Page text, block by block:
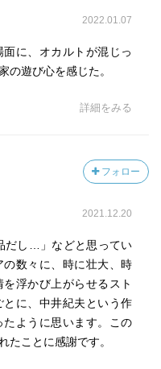
2022.01.07
に、オカルトが混じっ
の遊び心を感じた。
詳細をみる
フォロー
2021.12.20
だし…」などと思ってい
数々に、時に壮大、時
浮かび上がらせるスト
に、中井紀夫という作
ように思います。この
たことに感謝です。